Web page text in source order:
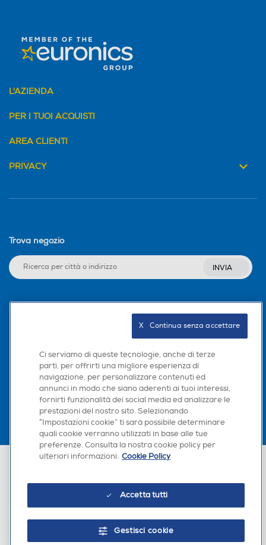
L'AZIENDA
PER I TUOI ACQUISTI
AREA CLIENTI
PRIVACY
Trova negozio
INVIA
Scarica la nostra app
Euronics Italia SpA. Sede legale Via Montefeltro, 6/a 20156 Milano
Ci serviamo di queste tecnologie, anche di terze
parti, per offrirti una migliore esperienza di
navigazione, per personalizzare contenuti ed
annunci in modo che siano aderenti ai tuoi interessi,
fornirti funzionalità dei social media ed analizzare le
prestazioni del nostro sito. Selezionando
“Impostazioni cookie” ti sarà possibile determinare
quali cookie verranno utilizzati in base alle tue
preferenze. Consulta la nostra cookie policy per
ulteriori informazioni. Cookie Policy
Accetta tutti
Gestisci cookie
X   Continua senza accettare